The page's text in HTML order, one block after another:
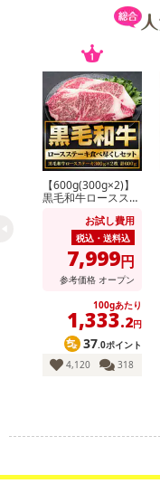
【600g(300g×2)】
黒毛和牛ロースステ
お試し費用
税込・送料込
7,999円
参考価格 オープン
100gあたり
1,333.2円
37.0ポイント
4,120
318